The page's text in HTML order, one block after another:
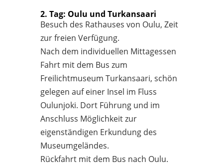
2. Tag: Oulu und Turkansaari
Besuch des Rathauses von Oulu, Zeit
zur freien Verfügung.
Nach dem individuellen Mittagessen
Fahrt mit dem Bus zum
Freilichtmuseum Turkansaari, schön
gelegen auf einer Insel im Fluss
Oulunjoki. Dort Führung und im
Anschluss Möglichkeit zur
eigenständigen Erkundung des
Museumgeländes.
Rückfahrt mit dem Bus nach Oulu.